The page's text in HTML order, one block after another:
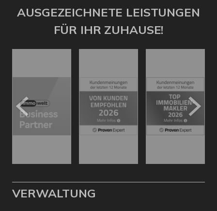
AUSGEZEICHNETE LEISTUNGEN
FÜR IHR ZUHAUSE!
VERWALTUNG